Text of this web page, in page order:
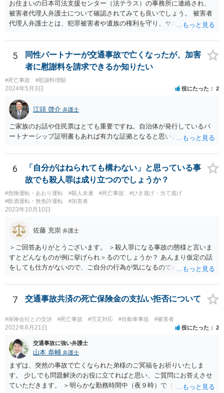
観性・継続性・反復性の有無」、「公開性の有無」及び「道路性の有
無」を検討するのが一般的です（道路交通執務研究会編著『執務資料
道路交通法解説（１８訂版）』（東京法令出版、２０２０年１１月）
７頁）。つまり、総合判断が必要になります。
お住まいの日本司法支援センター（法テラス）の事務所に連絡され、
被害者代理人弁護士について確認されてみても良いでしょう。 被害者
代理人弁護士とは、犯罪被害者や遺族の権利を守り、サポートする専
との示談交渉、刑事裁判への参加（被害者参加制度）、損害賠償請求
などを代理で行い、被害者や遺族の心理的負担を軽減する役割を担い
ます。 なお、都道府県によっては弁護士会事務局を通して、弁護士会
の被害者支援委員会が窓口となることもあります。 ご依頼の弁護士さ
んと相談された上で、ご参考ください。
5
同性パートナーが交通事故で亡くなったが、加害
者に慰謝料を請求できるか知りたい
#死亡事故 #慰謝料増額
2024年5月3日 役にたった 2
江頭 啓介 弁護士
ご家族のお話や住民票はとても重要ですね。自治体が発行しているパ
ートナーシップ証明書もあれば有力な証拠となると思います。
6
「自分がはねられても構わない」と思っている事
故でも殺人罪は成り立つのでしょうか？
#危険運転・あおり運転 #殺人未遂 #死亡事故
#ひき逃げ・当て逃げ
#飲酒運転・無免許運転
#加害者
2023年10月10日
佐藤 充崇 弁護士
＞ご回答ありがとうございます。 ＞殺人罪になる事故の態様と言いま
すとどんなものが例に挙げられ＞るのでしょうか？ あんまり仮定の話
をしても仕方がないので、ご自分の行為が気になるのであれば、何を
か、直接弁護士に相談に行くかしたほうがいいと思います。 殺人罪に
なりうる事故の態様だと、自転車が改造自転車か何かで時速１００キ
ロや１５０キロくらい出していれば殺人罪の実行行為性は認められる
と思いますので、殺人罪が成立しえますが・・・ 思いつく限りの例を
全て挙げるのは不可能ではあります。 ＞私は決して人を殺そうと思っ
て危険な運転をしたわけではありま＞せん。 殺人罪の故意は、「自分
の危険な運転で誰か人が死んでも構わない」くらいで成立します。そ
して自分でそう思っていなくても、客観的に人が死んでもおかしくな
い危険行為を、危険だと知っていてやると故意は認められてしまう可
能性が高いです。人を殺そうという意欲までは不要です。
7 交通事故共済の死亡保険金の支払い拒否について
#保険会社との交渉 #死亡事故 #労災対応 #自動車事故 #被害者
2022年6月21日 役にたった 2
交通事故に強い弁護士
山本 恭輔 弁護士
まずは、突然の事故で亡くなられた弟様のご冥福をお祈りいたしま
す。 少しでも問題解決のお役に立てればと思い、ご質問にお答えさせ
ていただきます。 ＞明らかな勤務時間中（夜９時）で（元従業員の証